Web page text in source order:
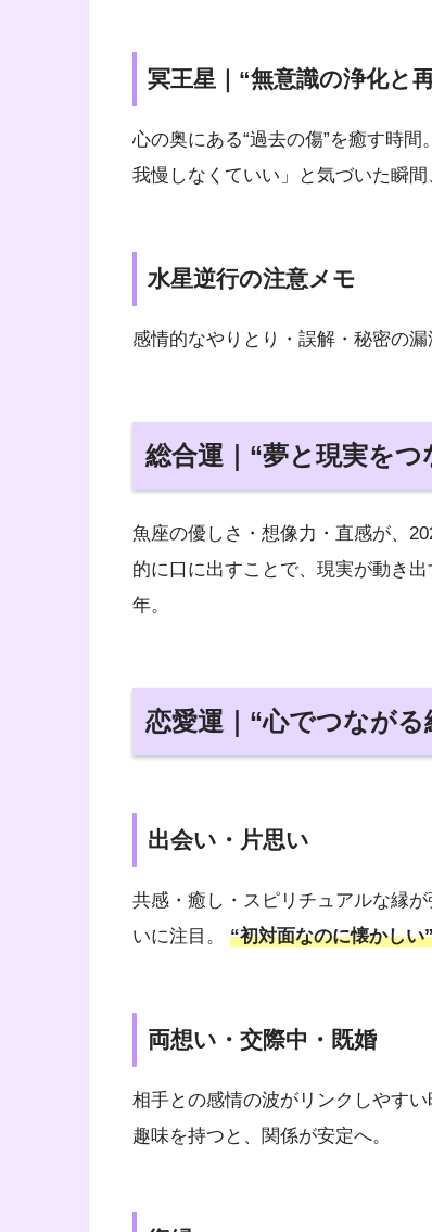
冥王星｜“無意識の浄化と
心の奥にある“過去の傷”を癒す時間
我慢しなくていい」と気づいた瞬間
水星逆行の注意メモ
感情的なやりとり・誤解・秘密の
総合運｜“夢と現実をつ
魚座の優しさ・想像力・直感が、
的に口に出すことで、現実が動き
年。
恋愛運｜“心でつながる
出会い・片思い
共感・癒し・スピリチュアルな縁
いに注目。 “初対面なのに懐かしい
両想い・交際中・既婚
相手との感情の波がリンクしやす
趣味を持つと、関係が安定へ。